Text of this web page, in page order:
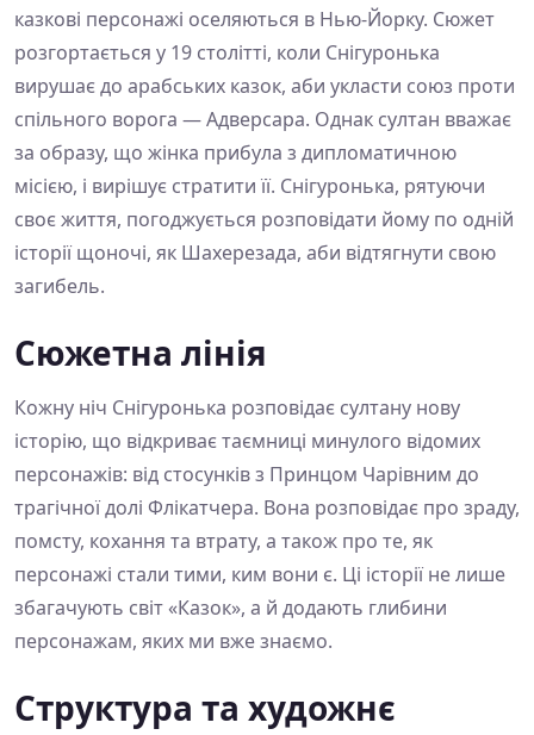
казкові персонажі оселяються в Нью-Йорку. Сюжет
розгортається у 19 столітті, коли Снігуронька
вирушає до арабських казок, аби укласти союз проти
спільного ворога — Адверсара. Однак султан вважає
за образу, що жінка прибула з дипломатичною
місією, і вирішує стратити її. Снігуронька, рятуючи
своє життя, погоджується розповідати йому по одній
історії щоночі, як Шахерезада, аби відтягнути свою
загибель.
Сюжетна лінія
Кожну ніч Снігуронька розповідає султану нову
історію, що відкриває таємниці минулого відомих
персонажів: від стосунків з Принцом Чарівним до
трагічної долі Флікатчера. Вона розповідає про зраду,
помсту, кохання та втрату, а також про те, як
персонажі стали тими, ким вони є. Ці історії не лише
збагачують світ «Казок», а й додають глибини
персонажам, яких ми вже знаємо.
Структура та художнє